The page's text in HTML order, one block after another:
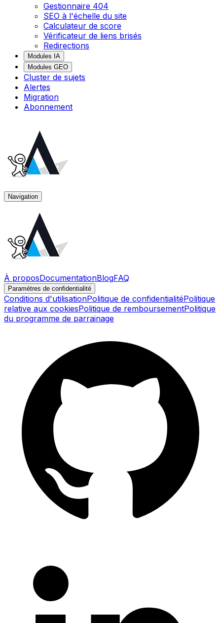
Gestionnaire 404
SEO à l'échelle du site
Calculateur de score
Vérificateur de liens brisés
Redirections
Modules IA
Modules GEO
Cluster de sujets
Alertes
Migration
Abonnement
Navigation
À proposDocumentationBlogFAQ
Paramètres de confidentialité
Conditions d'utilisationPolitique de confidentialitéPolitique
relative aux cookiesPolitique de remboursementPolitique
du programme de parrainage